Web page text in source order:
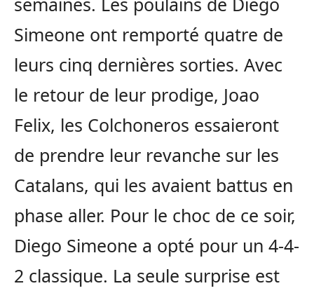
Simeone ont remporté quatre de
leurs cinq dernières sorties. Avec
le retour de leur prodige, Joao
Felix, les Colchoneros essaieront
de prendre leur revanche sur les
Catalans, qui les avaient battus en
phase aller. Pour le choc de ce soir,
Diego Simeone a opté pour un 4-4-
2 classique. La seule surprise est